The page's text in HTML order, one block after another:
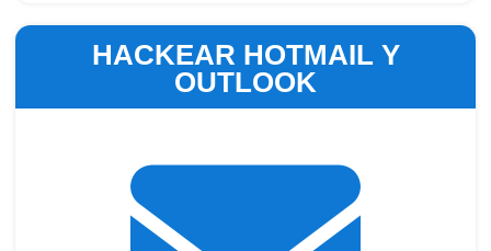
HACKEAR HOTMAIL Y
OUTLOOK